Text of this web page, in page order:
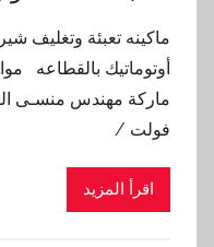
ماكينه تعبئة وتغليف
فولت /
اقرأ المزيد